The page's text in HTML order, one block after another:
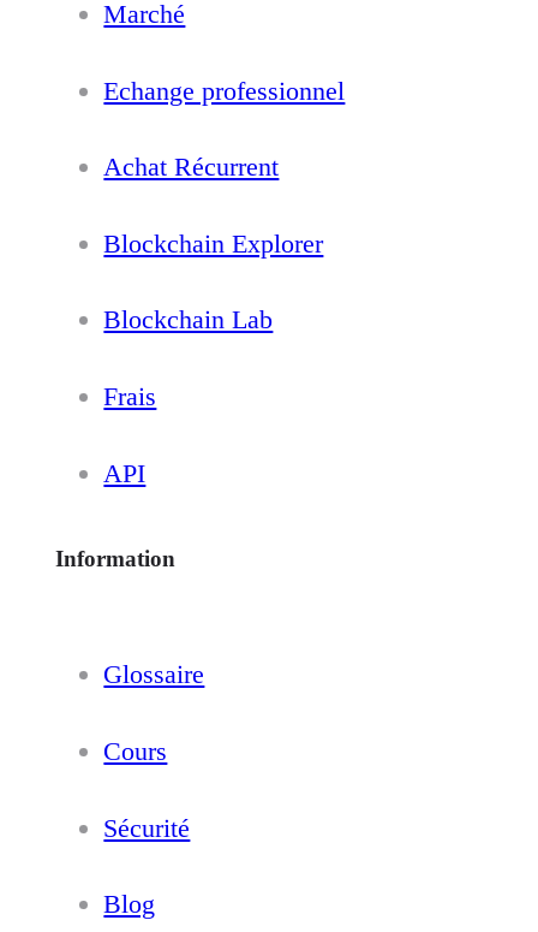
Marché
Echange professionnel
Achat Récurrent
Blockchain Explorer
Blockchain Lab
Frais
API
Information
Glossaire
Cours
Sécurité
Blog